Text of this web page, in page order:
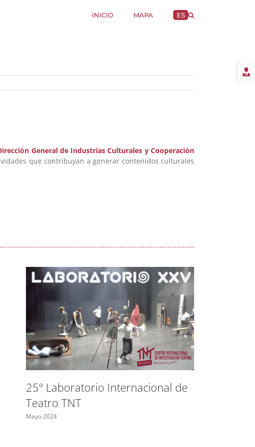
INICIO MAPA ES
General de Industrias Culturales y Cooperación
que contribuyan a generar contenidos culturales
25º Laboratorio Internacional de
Teatro TNT
Mayo 2024